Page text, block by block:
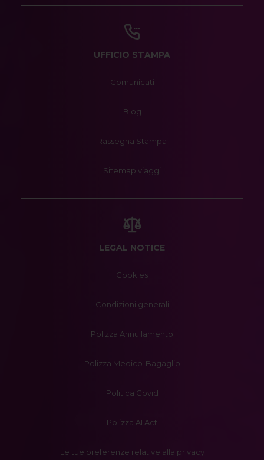
UFFICIO STAMPA
Comunicati
Blog
Rassegna Stampa
Sitemap viaggi
LEGAL NOTICE
Cookies
Condizioni generali
Polizza Annullamento
Polizza Medico-Bagaglio
Politica Covid
Polizza AI Act
Le tue preferenze relative alla privacy